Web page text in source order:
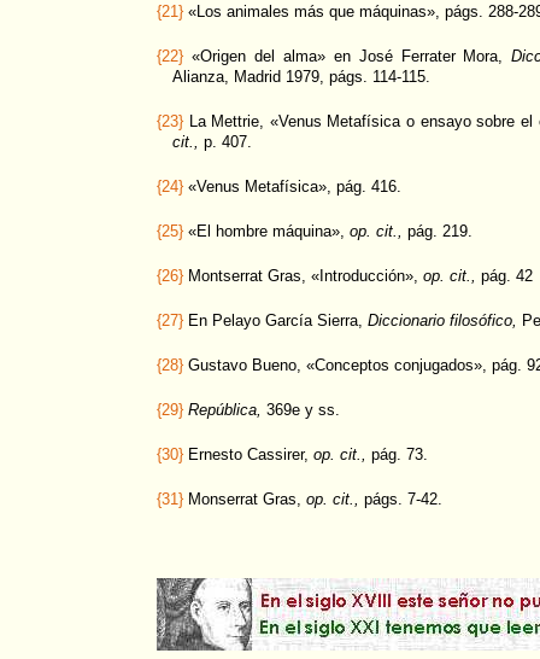
{21} «Los animales más que máquinas», págs. 288-
{22} «Origen del alma» en José Ferrater Mora,
Alianza, Madrid 1979, págs. 114-115.
{23} La Mettrie, «Venus Metafísica o ensayo sobre
cit.,
p. 407.
{24} «Venus Metafísica», pág. 416.
{25} «El hombre máquina», op. cit., pág. 219.
{26} Montserrat Gras, «Introducción», op. cit., pág. 42
{27} En Pelayo García Sierra, Diccionario filosófico,
{28} Gustavo Bueno, «Conceptos conjugados», pág.
{29} República, 369e y ss.
{30} Ernesto Cassirer, op. cit., pág. 73.
{31} Monserrat Gras, op. cit., págs. 7-42.